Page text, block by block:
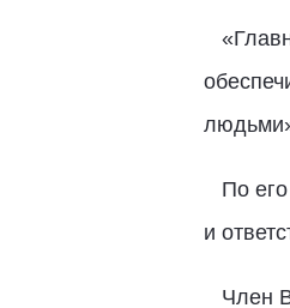
По его
и
Член